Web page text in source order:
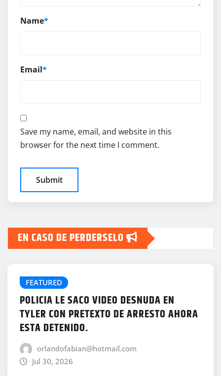
Name*
Email*
Save my name, email, and website in this
browser for the next time I comment.
EN CASO DE PERDERSELO
FEATURED
POLICIA LE SACO VIDEO DESNUDA EN
TYLER CON PRETEXTO DE ARRESTO AHORA
ESTA DETENIDO.
orlandofabian@hotmail.com
Jul 30, 2026